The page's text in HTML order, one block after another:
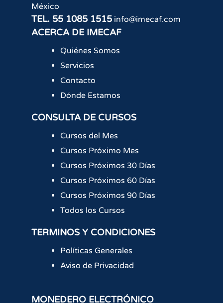
México
TEL. 55 1085 1515 info@imecaf.com
ACERCA DE IMECAF
Quiénes Somos
Servicios
Contacto
Dónde Estamos
CONSULTA DE CURSOS
Cursos del Mes
Cursos Próximo Mes
Cursos Próximos 30 Días
Cursos Próximos 60 Días
Cursos Próximos 90 Días
Todos los Cursos
TERMINOS Y CONDICIONES
Políticas Generales
Aviso de Privacidad
MONEDERO ELECTRÓNICO